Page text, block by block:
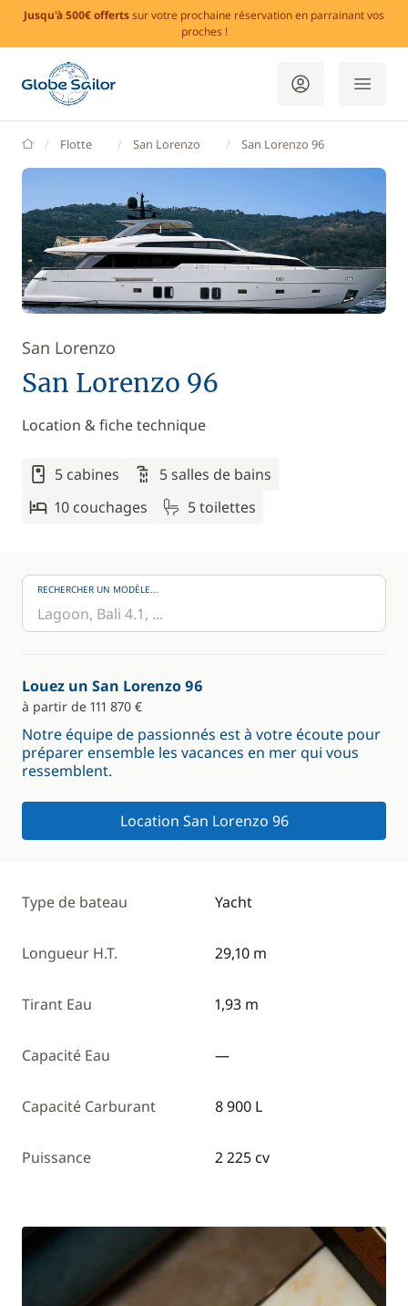
Jusqu'à 500€ offertssur votre prochaine réservation en parrainant vos
proches !
GlobeSailor
Flotte San Lorenzo San Lorenzo 96
San Lorenzo
San Lorenzo 96
Location & fiche technique
5 cabines
5 salles de bains
10 couchages
5 toilettes
RECHERCHER UN MODÈLE...
Louez un San Lorenzo 96
à partir de 111 870 €
Notre équipe de passionnés est à votre écoute pour
préparer ensemble les vacances en mer qui vous
ressemblent.
Location San Lorenzo 96
Type de bateau Yacht
Longueur H.T. 29,10 m
Tirant Eau 1,93 m
Capacité Eau —
Capacité Carburant 8 900 L
Puissance 2 225 cv